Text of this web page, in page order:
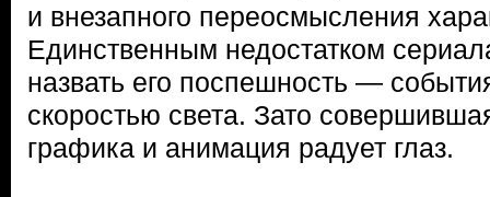
и внезапного переосмысления
Единственным недостатком
назвать его поспешность —
скоростью света. Зато
графика и анимация радует глаз.